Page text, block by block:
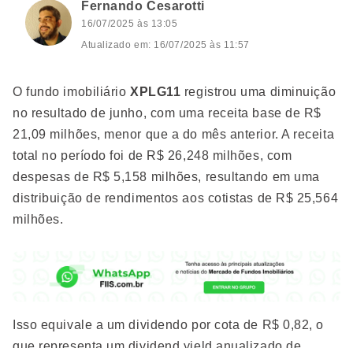
Fernando Cesarotti
16/07/2025 às 13:05
Atualizado em: 16/07/2025 às 11:57
O fundo imobiliário XPLG11 registrou uma diminuição
no resultado de junho, com uma receita base de R$
21,09 milhões, menor que a do mês anterior. A receita
total no período foi de R$ 26,248 milhões, com
despesas de R$ 5,158 milhões, resultando em uma
distribuição de rendimentos aos cotistas de R$ 25,564
milhões.
Isso equivale a um dividendo por cota de R$ 0,82, o